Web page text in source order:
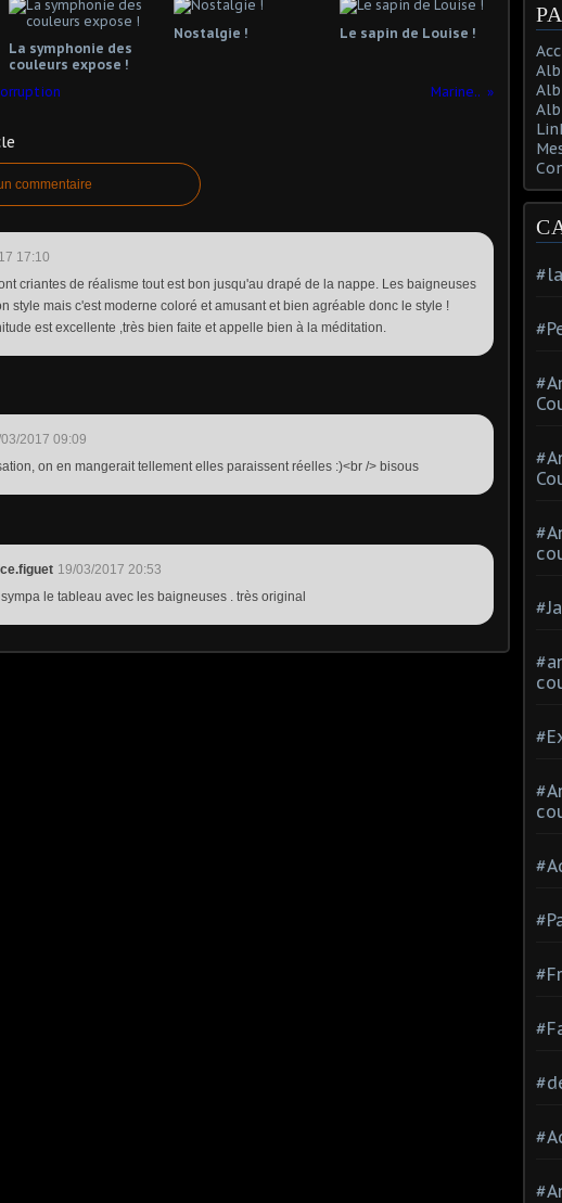
La symphonie des
couleurs expose !
Nostalgie ! Le sapin de Louise !
Marine..
commentaire
17:10
criantes de réalisme tout est bon jusqu'au drapé de la nappe. Les baigneuses
style mais c'est moderne coloré et amusant et bien agréable donc le style !
est excellente ,très bien faite et appelle bien à la méditation.
2017 09:09
on en mangerait tellement elles paraissent réelles :)<br /> bisous
19/03/2017 20:53
le tableau avec les baigneuses . très original